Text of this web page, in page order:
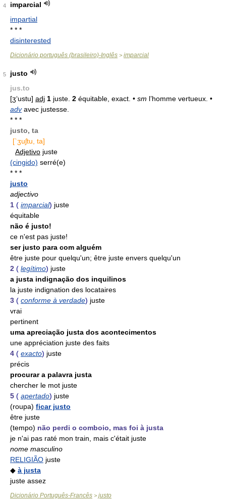
4
imparcial
impartial
* * *
disinterested
Dicionário português (brasileiro)-Inglês > imparcial
5
justo
jus.to
[ʒ‘ustu] adj 1 juste. 2 équitable, exact. • sm l’homme vertueux. •
advavec justesse.
* * *
justo, ta
[`ʒuʃtu, ta]
Adjetivo juste
(cingido) serré(e)
* * *
justo
adjectivo
1 ( imparcial) juste
équitable
não é justo!
ce n'est pas juste!
ser justo para com alguém
être juste pour quelqu'un; être juste envers quelqu'un
2 ( legítimo) juste
a justa indignação dos inquilinos
la juste indignation des locataires
3 ( conforme à verdade) juste
vrai
pertinent
uma apreciação justa dos acontecimentos
une appréciation juste des faits
4 ( exacto) juste
précis
procurar a palavra justa
chercher le mot juste
5 ( apertado) juste
(roupa) ficar justo
être juste
(tempo) não perdi o comboio, mas foi à justa
je n'ai pas raté mon train, mais c'était juste
nome masculino
RELIGIÃO juste
◆ à justa
juste assez
Dicionário Português-Francês > justo